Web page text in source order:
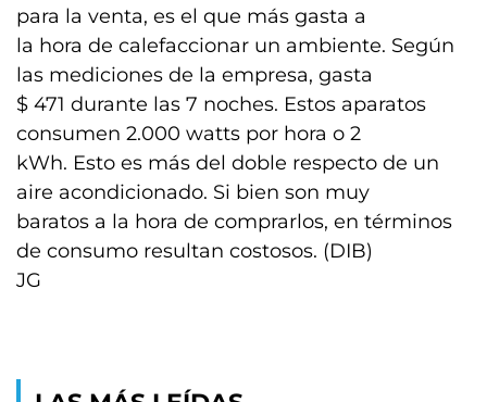
para la venta, es el que más gasta a
la hora de calefaccionar un ambiente. Según
las mediciones de la empresa, gasta
$ 471 durante las 7 noches. Estos aparatos
consumen 2.000 watts por hora o 2
kWh. Esto es más del doble respecto de un
aire acondicionado. Si bien son muy
baratos a la hora de comprarlos, en términos
de consumo resultan costosos. (DIB)
JG